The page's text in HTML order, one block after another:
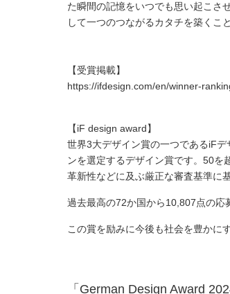
た瞬間の記憶をいつでも思い起こさ
して一つのつながるカタチを築くこ
【受賞掲載】
https://ifdesign.com/en/winner-
【iF design award】
世界3大デザイン賞の一つであるiFデ
ンを選定するデザイン賞です。 50を
革新性などに及ぶ厳正な審査基準に
過去最高の72か国から10,807点の応
この賞を励みに今後も社会を豊かに
「German Design Award